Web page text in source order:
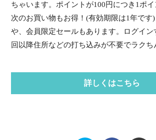
ちゃいます。ポイントが100円につき1ポイ
次のお買い物もお得！(有効期限は1年です
や、会員限定セールもあります。ログイン
回以降住所などの打ち込みが不要でラクち
詳しくはこちら